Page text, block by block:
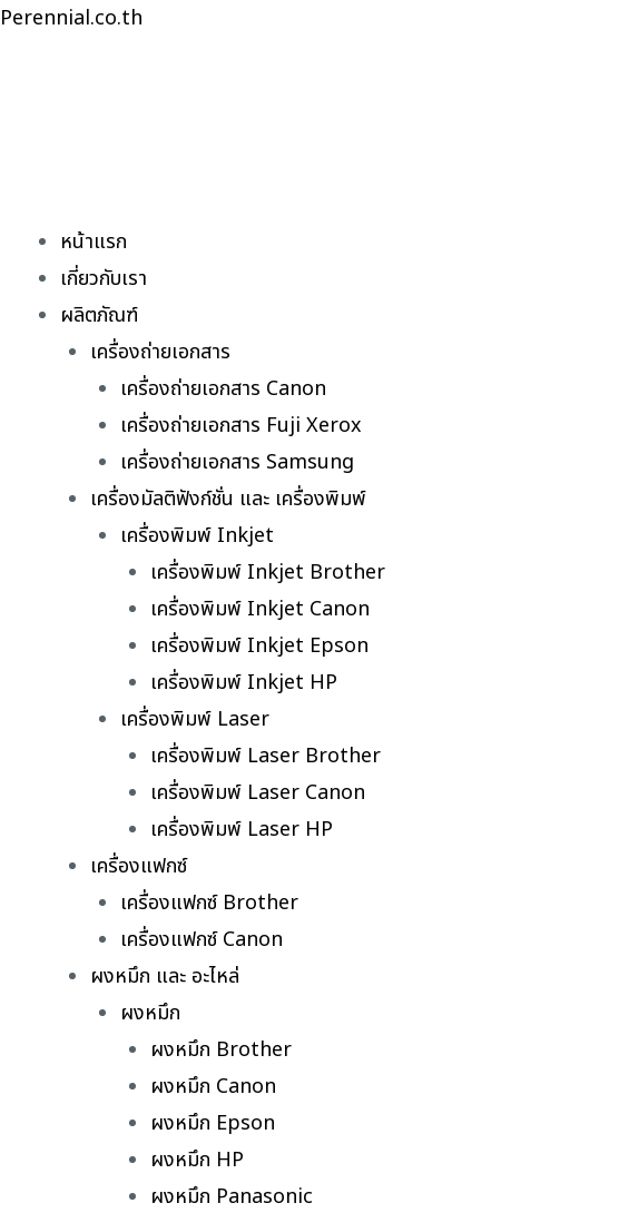
Skip
Perennial.co.th
หน้าแรก
เกี่ยวกับเรา
ผลิตภัณฑ์
เครื่องถ่ายเอกสาร
เครื่องถ่ายเอกสาร Canon
เครื่องถ่ายเอกสาร Fuji Xerox
เครื่องถ่ายเอกสาร Samsung
เครื่องมัลติฟังก์ชั่น และ เครื่องพิมพ์
เครื่องพิมพ์ Inkjet
เครื่องพิมพ์ Inkjet Brother
เครื่องพิมพ์ Inkjet Canon
เครื่องพิมพ์ Inkjet Epson
เครื่องพิมพ์ Inkjet HP
เครื่องพิมพ์ Laser
เครื่องพิมพ์ Laser Brother
เครื่องพิมพ์ Laser Canon
เครื่องพิมพ์ Laser HP
เครื่องแฟกซ์
เครื่องแฟกซ์ Brother
เครื่องแฟกซ์ Canon
ผงหมึก และ อะไหล่
ผงหมึก
ผงหมึก Brother
ผงหมึก Canon
ผงหมึก Epson
ผงหมึก HP
ผงหมึก Panasonic